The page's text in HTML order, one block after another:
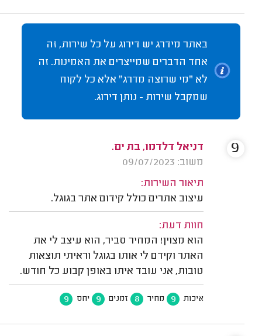
באתר מידרג יש דירוג על כל שירות, זה
אחד הדברים שמייצרים את האמינות. זה
לא "מי שרוצה מדרג" אלא כל לקוח
שמקבל שירות - נותן דירוג.
דניאל דלדמו, בת ים.
משוב: 09/07/2023
תיאור השירות:
עיצוב אתרים כולל קידום אתר בגוגל.
חוות דעת:
הוא מצוין! המחיר סביר, הוא עיצב לי את
האתר וקידם לי אותו בגוגל וראיתי תוצאות
טובות, אני עובד איתו באופן קבוע כל חודש.
איכות 9 מחיר 8 זמנים 9 יחס 9
9